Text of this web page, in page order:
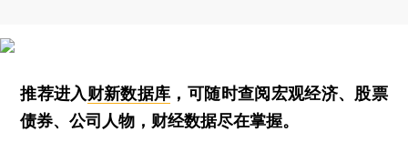
推荐进入财新数据库 ，可随时查阅宏观经济、股票
债券、公司人物，财经数据尽在掌握。